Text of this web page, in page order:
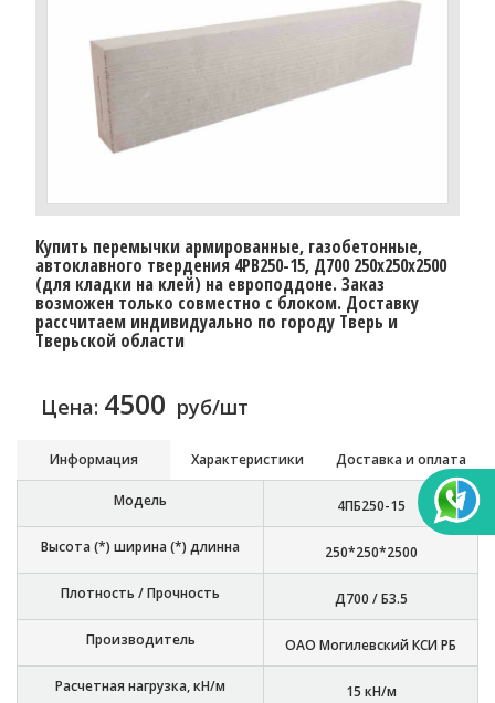
Купить перемычки армированные, газобетонные,
автоклавного твердения 4PB250-15, Д700 250х250х2500
(для кладки на клей) на европоддоне. Заказ
возможен только совместно с блоком. Доставку
расcчитаем индивидуально по городу Тверь и
Тверьской области
Цена: 4500 руб/шт
Информация Характеристики Доставка и оплата
Модель 4ПБ250-15
Высота (*) ширина (*) длинна 250*250*2500
Плотность / Прочность Д700 / Б3.5
Производитель ОАО Могилевский КСИ РБ
Расчетная нагрузка, кН/м 15 кН/м